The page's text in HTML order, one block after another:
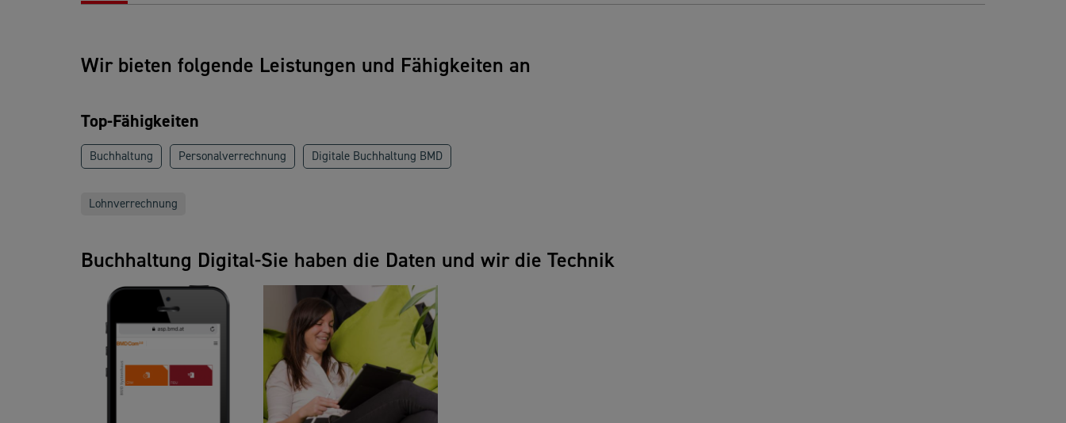
Wir bieten folgende Leistungen und Fähigkeiten an
Top-Fähigkeiten
Buchhaltung Personalverrechnung Digitale Buchhaltung BMD
Lohnverrechnung
Buchhaltung Digital-Sie haben die Daten und wir die Technik